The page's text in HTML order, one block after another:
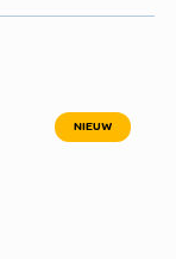
NIEUW